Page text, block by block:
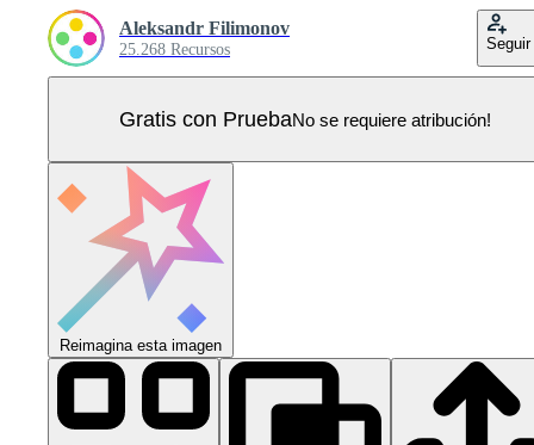
Aleksandr Filimonov
25.268 Recursos Seguir
Gratis con PruebaNo se requiere atribución!
Reimagina esta imagen